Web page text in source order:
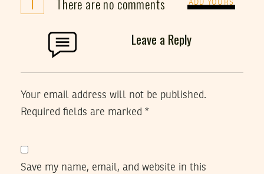
ADD YOURS
Leave a Reply
Your email address will not be published.
Required fields are marked *
Save my name, email, and website in this